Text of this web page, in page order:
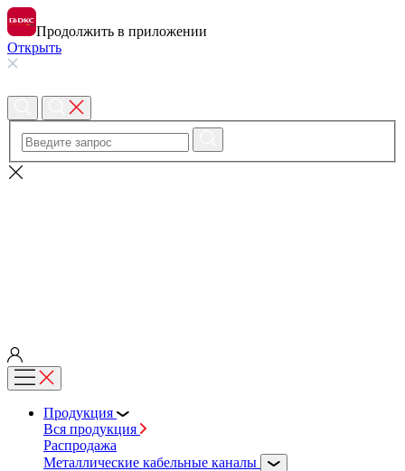
Продолжить в приложении
Открыть
Продукция
Вся продукция
Распродажа
Металлические кабельные каналы